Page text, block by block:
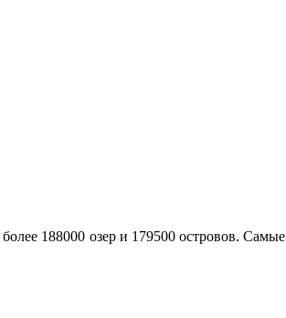
188000 озер и 179500 островов. Самые